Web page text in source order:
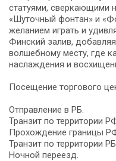
статуями, сверкающими
«Шуточный фонтан» и
желанием играть и
Финский залив,
волшебному месту, где
наслаждения и
Посещение торгового
Отправление в РБ.
Транзит по территории
Прохождение границы
Транзит по территории РБ.
Ночной переезд.